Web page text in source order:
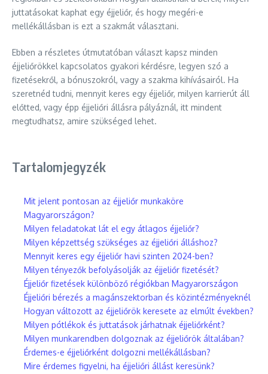
juttatásokat kaphat egy éjjeliőr, és hogy megéri-e
mellékállásban is ezt a szakmát választani.
Ebben a részletes útmutatóban választ kapsz minden
éjjeliőrökkel kapcsolatos gyakori kérdésre, legyen szó a
fizetésekről, a bónuszokról, vagy a szakma kihívásairól. Ha
szeretnéd tudni, mennyit keres egy éjjeliőr, milyen karrierút áll
előtted, vagy épp éjjeliőri állásra pályáznál, itt mindent
megtudhatsz, amire szükséged lehet.
Tartalomjegyzék
Mit jelent pontosan az éjjeliőr munkaköre
Magyarországon?
Milyen feladatokat lát el egy átlagos éjjeliőr?
Milyen képzettség szükséges az éjjeliőri álláshoz?
Mennyit keres egy éjjeliőr havi szinten 2024-ben?
Milyen tényezők befolyásolják az éjjeliőr fizetését?
Éjjeliőr fizetések különböző régiókban Magyarországon
Éjjeliőri bérezés a magánszektorban és közintézményeknél
Hogyan változott az éjjeliőrök keresete az elmúlt években?
Milyen pótlékok és juttatások járhatnak éjjeliőrként?
Milyen munkarendben dolgoznak az éjjeliőrök általában?
Érdemes-e éjjeliőrként dolgozni mellékállásban?
Mire érdemes figyelni, ha éjjeliőri állást keresünk?